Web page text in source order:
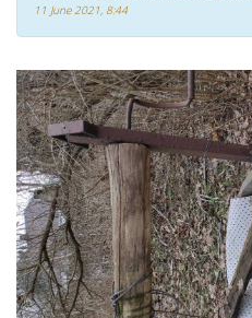
11 June 2021, 8:44